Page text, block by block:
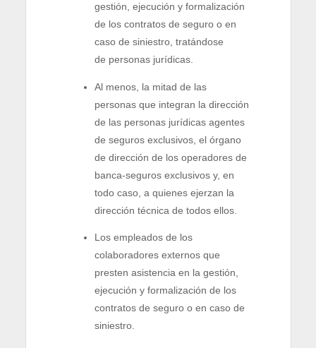
gestión, ejecución y formalización
de los contratos de seguro o en
caso de siniestro, tratándose
de personas jurídicas.
Al menos, la mitad de las
personas que integran la dirección
de las personas jurídicas agentes
de seguros exclusivos, el órgano
de dirección de los operadores de
banca-seguros exclusivos y, en
todo caso, a quienes ejerzan la
dirección técnica de todos ellos.
Los empleados de los
colaboradores externos que
presten asistencia en la gestión,
ejecución y formalización de los
contratos de seguro o en caso de
siniestro.